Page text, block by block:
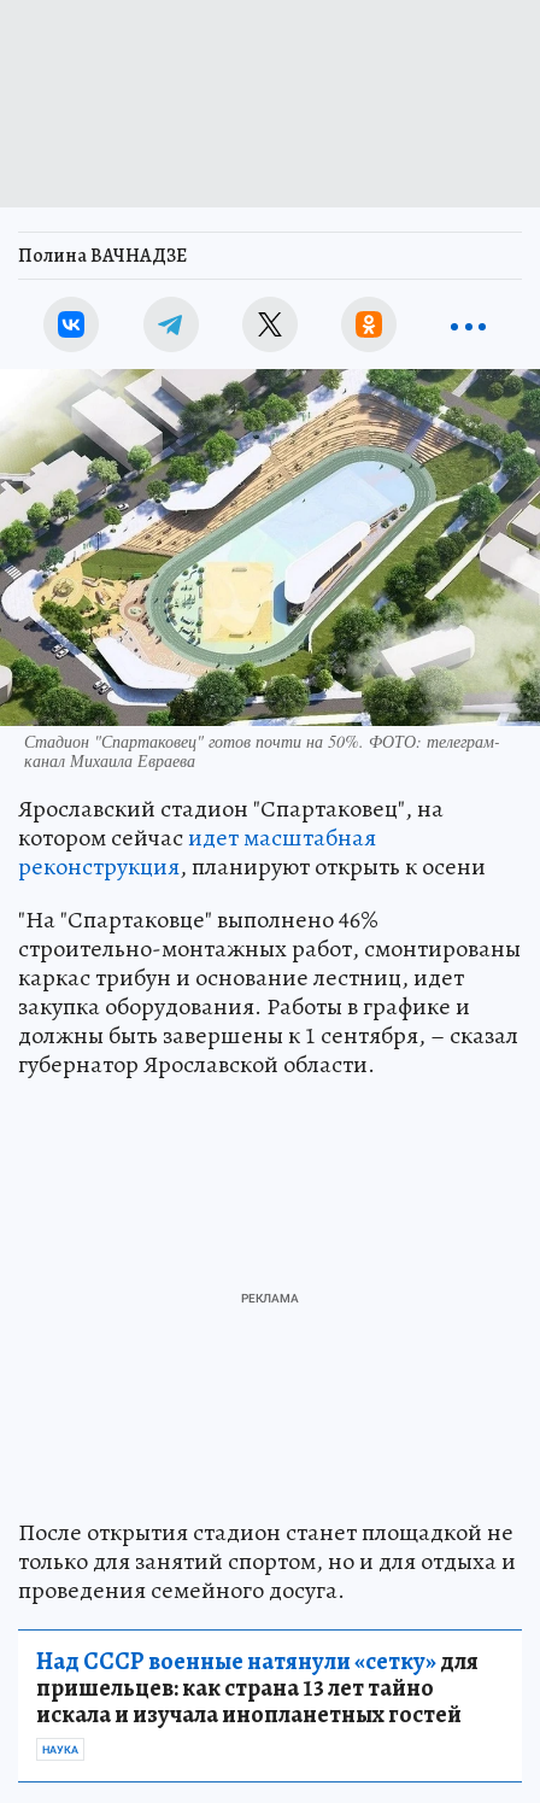
Полина ВАЧНАДЗЕ
Стадион "Спартаковец" готов почти на 50%. ФОТО: телеграм-
канал Михаила Евраева
Ярославский стадион "Спартаковец", на
котором сейчасидет масштабная
реконструкция, планируют открыть к осени
"На "Спартаковце" выполнено 46%
строительно-монтажных работ, смонтированы
каркас трибун и основание лестниц, идет
закупка оборудования. Работы в графике и
должны быть завершены к 1 сентября, – сказал
губернатор Ярославской области.
После открытия стадион станет площадкой не
только для занятий спортом, но и для отдыха и
проведения семейного досуга.
Над СССР военные натянули «сетку»для
пришельцев: как страна 13 лет тайно
искала и изучала инопланетных гостей
НАУКА